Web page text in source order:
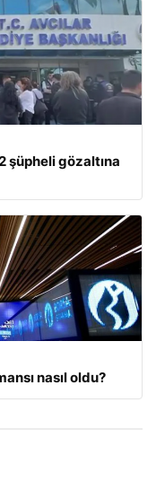
şüpheli gözaltına
nasıl oldu?